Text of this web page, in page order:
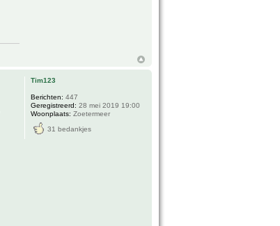
Tim123
Berichten: 447
Geregistreerd: 28 mei 2019 19:00
Woonplaats: Zoetermeer
31 bedankjes